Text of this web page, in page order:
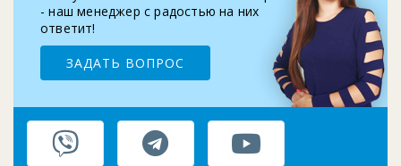
- наш менеджер с радостью на них
ответит!
ЗАДАТЬ ВОПРОС